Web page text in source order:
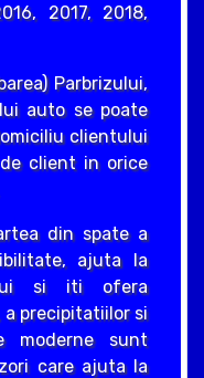
2017, 2018,
Parbrizului,
auto se poate
clientului
client in orice
din spate a
ajuta la
si iti ofera
precipitatiilor si
moderne sunt
care ajuta la